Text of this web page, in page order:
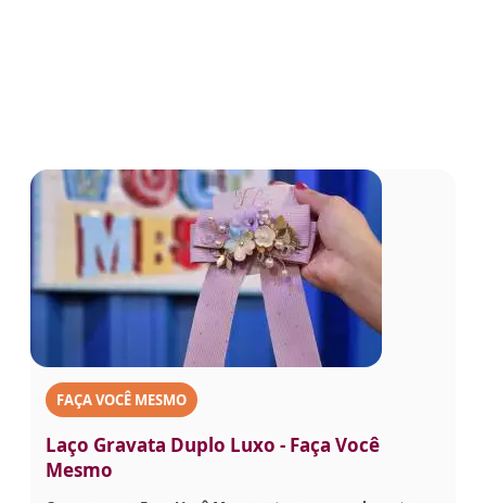
FAÇA VOCÊ MESMO
Laço Gravata Duplo Luxo - Faça Você
Mesmo